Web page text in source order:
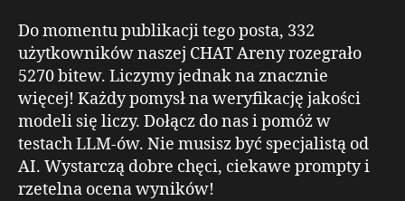
Do momentu publikacji tego posta, 332
użytkowników naszej CHAT Areny rozegrało
5270 bitew. Liczymy jednak na znacznie
więcej! Każdy pomysł na weryfikację jakości
modeli się liczy. Dołącz do nas i pomóż w
testach LLM-ów. Nie musisz być specjalistą od
AI. Wystarczą dobre chęci, ciekawe prompty i
rzetelna ocena wyników!